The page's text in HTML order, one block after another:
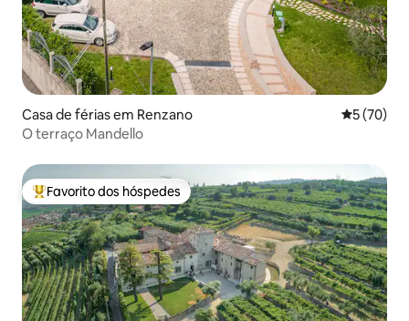
Casa de férias em Renzano
5 (70)
O terraço Mandello
Favoritos dos hóspedes mais apreciados
Favorito dos hóspedes